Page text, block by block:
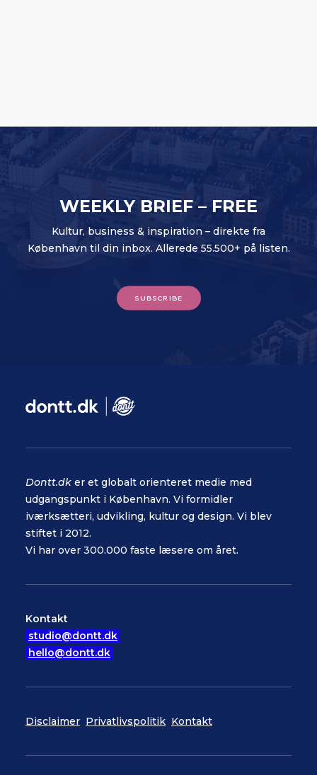
WEEKLY BRIEF – FREE
Kultur, business & inspiration – direkte fra
København til din inbox. Allerede 55.500+ på listen.
SUBSCRIBE
Dontt.dk er et globalt orienteret medie med
udgangspunkt i København. Vi formidler
iværksætteri, udvikling, kultur og design. Vi blev
stiftet i 2012.
Vi har over 300.000 faste læsere om året.
Kontakt
studio@dontt.dk
hello@dontt.dk
Disclaimer Privatlivspolitik Kontakt